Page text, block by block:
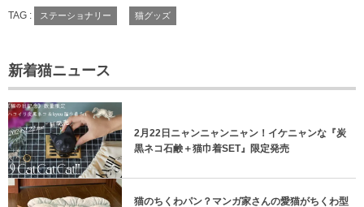
TAG : ステーショナリー 猫グッズ
新着猫ニュース
2月22日ニャンニャンニャン！イケニャンな『炭
黒ネコ石鹸＋猫巾着SET』限定発売
猫のちくわパン？マンガ家さんの愛猫がちくわ型